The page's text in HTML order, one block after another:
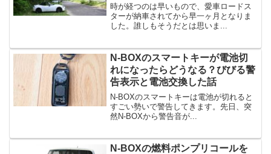
時が経つのは早いもので、愛車ロードス
ターが納車されてから早一ヶ月となりま
した。誰しもそうだとは思いま...
N-BOXのスマートキーが電池切
れになったらどうなる？びびる警
告表示と電池交換した話
N-BOXのスマートキーは電池が切れると
すごい勢いで警告してきます。先日、突
然N-BOXから警告音が...
N-BOXの燃料ポンプリコールを